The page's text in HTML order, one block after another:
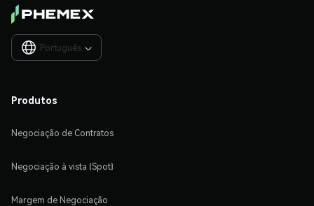
Português 
Produtos
Negociação de Contratos
Negociação à vista (Spot)
Margem de Negociação